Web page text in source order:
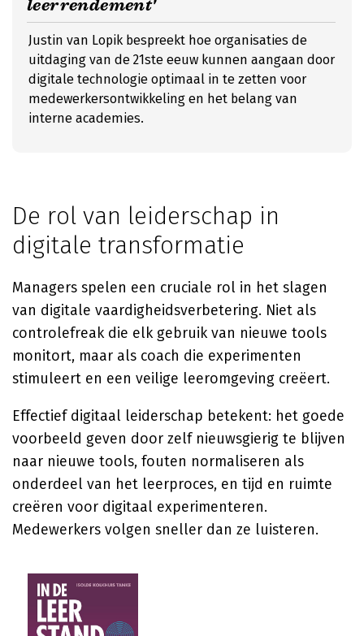
leerrendement'
Justin van Lopik bespreekt hoe organisaties de
uitdaging van de 21ste eeuw kunnen aangaan door
digitale technologie optimaal in te zetten voor
medewerkersontwikkeling en het belang van
interne academies.
De rol van leiderschap in
digitale transformatie
Managers spelen een cruciale rol in het slagen
van digitale vaardigheidsverbetering. Niet als
controlefreak die elk gebruik van nieuwe tools
monitort, maar als coach die experimenten
stimuleert en een veilige leeromgeving creëert.
Effectief digitaal leiderschap betekent: het goede
voorbeeld geven door zelf nieuwsgierig te blijven
naar nieuwe tools, fouten normaliseren als
onderdeel van het leerproces, en tijd en ruimte
creëren voor digitaal experimenteren.
Medewerkers volgen sneller dan ze luisteren.